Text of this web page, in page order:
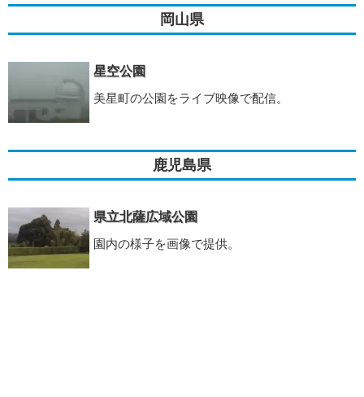
岡山県
星空公園
美星町の公園をライブ映像で配信。
鹿児島県
県立北薩広域公園
園内の様子を画像で提供。